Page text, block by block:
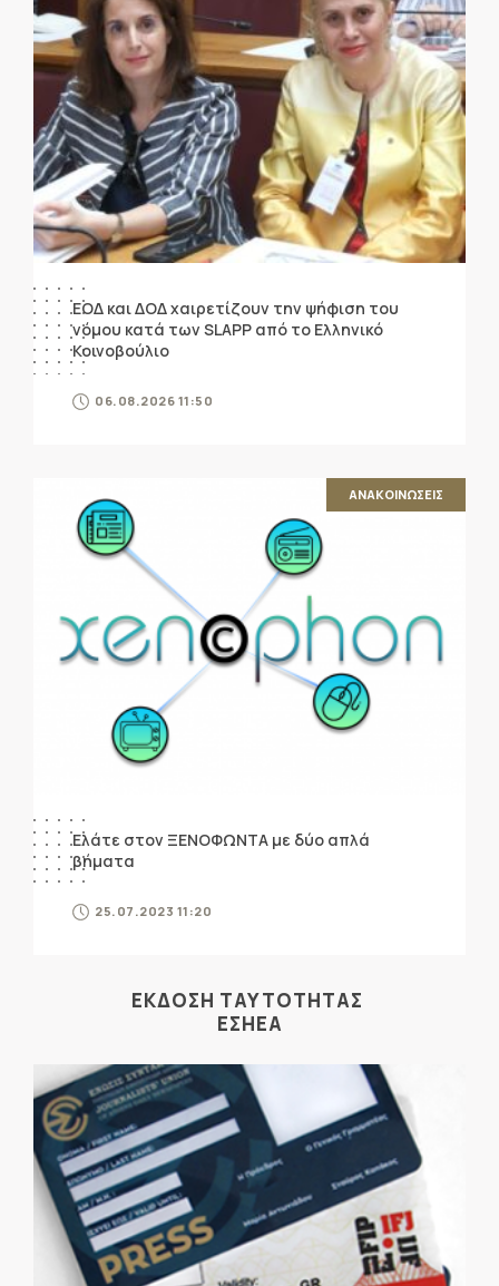
ΕΟΔ και ΔΟΔ χαιρετίζουν την ψήφιση του
νόμου κατά των SLAPP από το Ελληνικό
Κοινοβούλιο
06.08.2026 11:50
ΑΝΑΚΟΙΝΩΣΕΙΣ
Ελάτε στον ΞΕΝΟΦΩΝΤΑ με δύο απλά
βήματα
25.07.2023 11:20
ΕΚΔΟΣΗ ΤΑΥΤΟΤΗΤΑΣ
ΕΣΗΕΑ